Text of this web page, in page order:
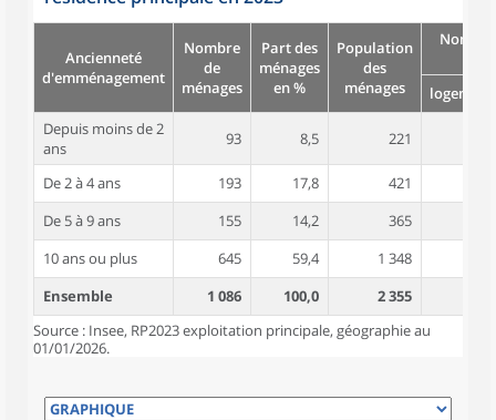
Ancienneté
d'emménagement
Nombre
de
ménages
Part des
ménages
en %
Population
des
ménages
logement
Depuis moins de 2
ans
93 8,5 221
De 2 à 4 ans 193 17,8 421
De 5 à 9 ans
155 14,2 365
10 ans ou plus
645 59,4 1 348
Ensemble
1 086 100,0 2 355
Source : Insee, RP2023 exploitation principale, géographie au
01/01/2026.